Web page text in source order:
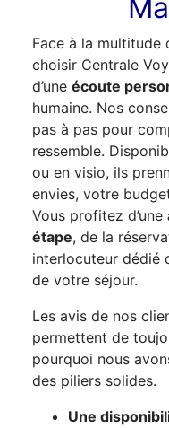
Face à la multitude
choisir Centrale
d’une écoute
humaine. Nos
pas à pas pour
ressemble.
ou en visio, ils
envies, votre
Vous profitez d’une
étape, de la
interlocuteur dédié
de votre séjour.
Les avis de nos
permettent de
pourquoi nous
des piliers solides.
Une